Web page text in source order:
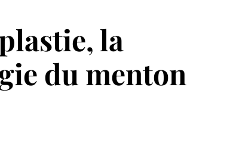
la
du menton